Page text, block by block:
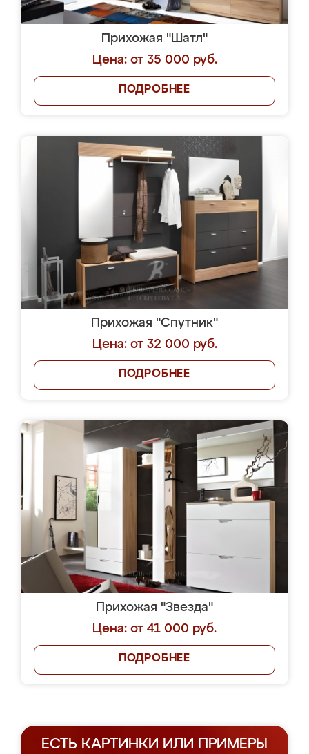
Прихожая "Шатл"
Цена: от 35 000 руб.
ПОДРОБНЕЕ
Прихожая "Спутник"
Цена: от 32 000 руб.
ПОДРОБНЕЕ
Прихожая "Звезда"
Цена: от 41 000 руб.
ПОДРОБНЕЕ
ЕСТЬ КАРТИНКИ ИЛИ ПРИМЕРЫ